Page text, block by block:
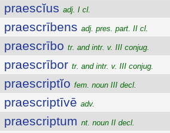
praescĭus adj. I cl.
praescrībens adj. pres. part. II cl.
praescrībo tr. and intr. v. III conjug.
praescrībor tr. and intr. v. III conjug.
praescriptĭo fem. noun III decl.
praescriptīvē adv.
praescriptum nt. noun II decl.